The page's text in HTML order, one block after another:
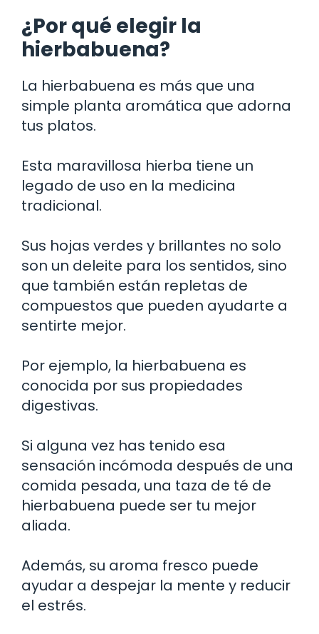
¿Por qué elegir la
hierbabuena?
La hierbabuena es más que una
simple planta aromática que adorna
tus platos.
Esta maravillosa hierba tiene un
legado de uso en la medicina
tradicional.
Sus hojas verdes y brillantes no solo
son un deleite para los sentidos, sino
que también están repletas de
compuestos que pueden ayudarte a
sentirte mejor.
Por ejemplo, la hierbabuena es
conocida por sus propiedades
digestivas.
Si alguna vez has tenido esa
sensación incómoda después de una
comida pesada, una taza de té de
hierbabuena puede ser tu mejor
aliada.
Además, su aroma fresco puede
ayudar a despejar la mente y reducir
el estrés.